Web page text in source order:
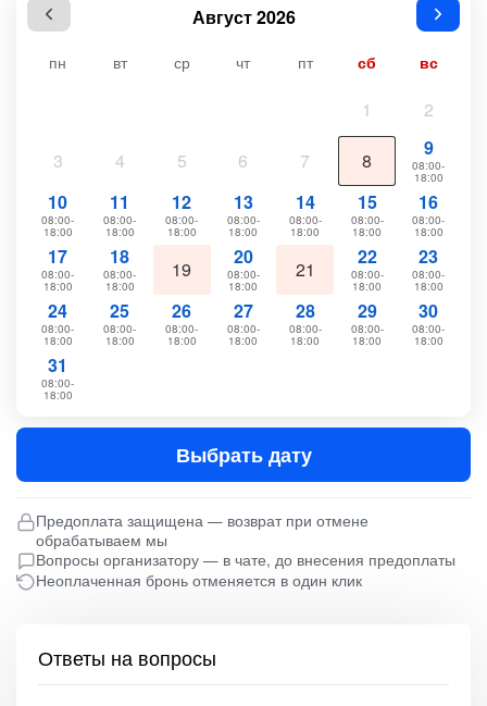
Август 2026
пн вт ср чт пт сб вс
1 2
3 4 5 6 7 8
9
08:00-
18:00
10
08:00-
18:00
11
08:00-
18:00
12
08:00-
18:00
13
08:00-
18:00
14
08:00-
18:00
15
08:00-
18:00
16
08:00-
18:00
17
08:00-
18:00
18
08:00-
18:00
19
20
08:00-
18:00
21
22
08:00-
18:00
23
08:00-
18:00
24
08:00-
18:00
25
08:00-
18:00
26
08:00-
18:00
27
08:00-
18:00
28
08:00-
18:00
29
08:00-
18:00
30
08:00-
18:00
31
08:00-
18:00
Выбрать дату
Предоплата защищена — возврат при отмене
обрабатываем мы
Вопросы организатору — в чате, до внесения предоплаты
Неоплаченная бронь отменяется в один клик
Ответы на вопросы